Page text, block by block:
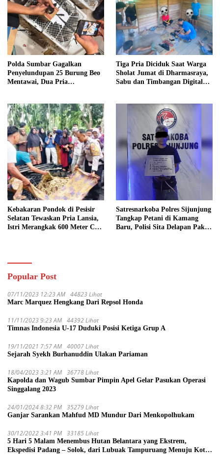
Polda Sumbar Gagalkan
Penyelundupan 25 Burung Beo
Mentawai, Dua Pria
Tiga Pria Diciduk Saat Warga
Sholat Jumat di Dharmasraya,
Sabu dan Timbangan Digital
Kebakaran Pondok di Pesisir
Selatan Tewaskan Pria Lansia,
Istri Merangkak 600 Meter Cari
Satresnarkoba Polres Sijunjung
Tangkap Petani di Kamang
Baru, Polisi Sita Delapan Paket
Popular Post
07/11/2023 12:23 AM 44823 Lihat
Marc Marquez Hengkang Dari Repsol Honda
11/11/2023 9:23 AM 44392 Lihat
Timnas Indonesia U-17 Duduki Posisi Ketiga Grup A
19/11/2021 7:57 AM 40007 Lihat
Sejarah Syekh Burhanuddin Ulakan Pariaman
18/04/2023 3:21 AM 36778 Lihat
Kapolda dan Wagub Sumbar Pimpin Apel Gelar Pasukan Operasi
Singgalang 2023
24/01/2024 8:32 PM 35279 Lihat
Ganjar Sarankan Mahfud MD Mundur Dari Menkopolhukam
30/12/2022 3:41 PM 33185 Lihat
5 Hari 5 Malam Menembus Hutan Belantara yang Ekstrem,
Ekspedisi Padang – Solok, dari Lubuak Tampuruang Menuju Koto